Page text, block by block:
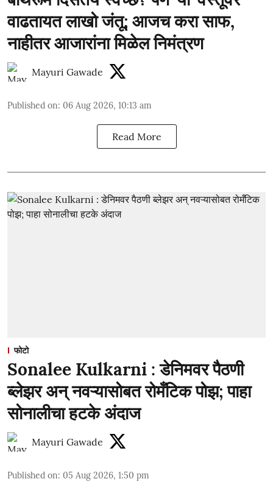
वाढतायत लाखो जंतू; आजच करा साफ,
नाहीतर आजारांना मिळेल निमंत्रण
Mayuri Gawade
Published on: 06 Aug 2026, 10:13 am
Read More
फोटो
Sonalee Kulkarni : डेनिमवर पैठणी
ब्लेझर अन् नवऱ्यासोबत रोमँटिक पोझ; पाहा
सोनालीचा हटके अंदाज
Mayuri Gawade
Published on: 05 Aug 2026, 1:50 pm